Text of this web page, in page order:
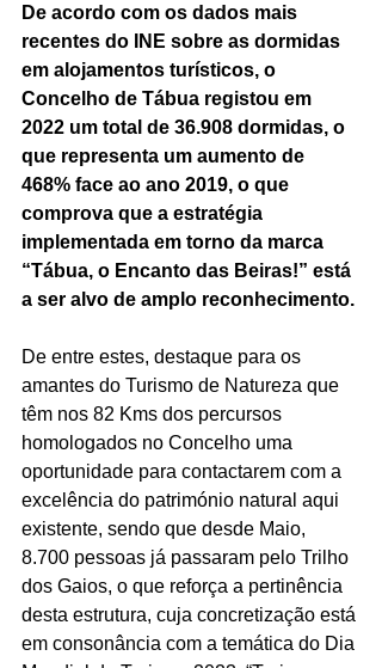
De acordo com os dados mais
recentes do INE sobre as dormidas
em alojamentos turísticos, o
Concelho de Tábua registou em
2022 um total de 36.908 dormidas, o
que representa um aumento de
468% face ao ano 2019, o que
comprova que a estratégia
implementada em torno da marca
“Tábua, o Encanto das Beiras!” está
a ser alvo de amplo reconhecimento.
De entre estes, destaque para os
amantes do Turismo de Natureza que
têm nos 82 Kms dos percursos
homologados no Concelho uma
oportunidade para contactarem com a
excelência do património natural aqui
existente, sendo que desde Maio,
8.700 pessoas já passaram pelo Trilho
dos Gaios, o que reforça a pertinência
desta estrutura, cuja concretização está
em consonância com a temática do Dia